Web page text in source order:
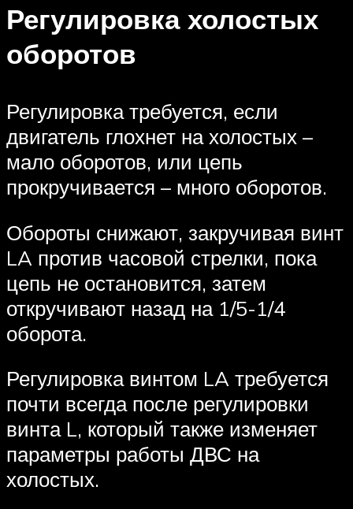
Регулировка холостых
оборотов
Регулировка требуется, если
двигатель глохнет на холостых –
мало оборотов, или цепь
прокручивается – много оборотов.
Обороты снижают, закручивая винт
LA против часовой стрелки, пока
цепь не остановится, затем
откручивают назад на 1/5-1/4
оборота.
Регулировка винтом LA требуется
почти всегда после регулировки
винта L, который также изменяет
параметры работы ДВС на
холостых.